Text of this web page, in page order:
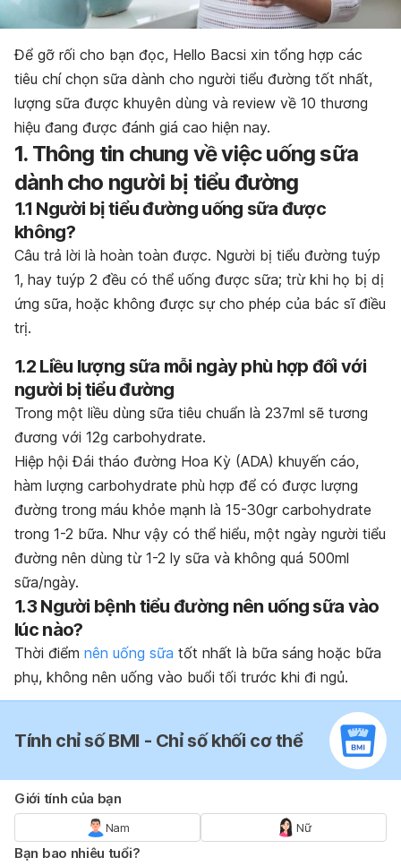
Để gỡ rối cho bạn đọc, Hello Bacsi xin tổng hợp các
tiêu chí chọn sữa dành cho người tiểu đường tốt nhất,
lượng sữa được khuyên dùng và review về 10 thương
hiệu đang được đánh giá cao hiện nay.
1. Thông tin chung về việc uống sữa
dành cho người bị tiểu đường
1.1 Người bị tiểu đường uống sữa được
không?
Câu trả lời là hoàn toàn được. Người bị tiểu đường tuýp
1, hay tuýp 2 đều có thể uống được sữa; trừ khi họ bị dị
ứng sữa, hoặc không được sự cho phép của bác sĩ điều
trị.
1.2 Liều lượng sữa mỗi ngày phù hợp đối với
người bị tiểu đường
Trong một liều dùng sữa tiêu chuẩn là 237ml sẽ tương
đương với 12g carbohydrate.
Hiệp hội Đái tháo đường Hoa Kỳ (ADA) khuyến cáo,
hàm lượng carbohydrate phù hợp để có được lượng
đường trong máu khỏe mạnh là 15-30gr carbohydrate
trong 1-2 bữa. Như vậy có thể hiểu, một ngày người tiểu
đường nên dùng từ 1-2 ly sữa và không quá 500ml
sữa/ngày.
1.3 Người bệnh tiểu đường nên uống sữa vào
lúc nào?
Thời điểm nên uống sữa tốt nhất là bữa sáng hoặc bữa
phụ, không nên uống vào buổi tối trước khi đi ngủ.
Tính chỉ số BMI - Chỉ số khối cơ thể
Giới tính của bạn
Nam Nữ
Bạn bao nhiêu tuổi?